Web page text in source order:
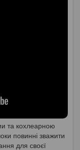
та кохлеарною
повинні зважити
для своєї